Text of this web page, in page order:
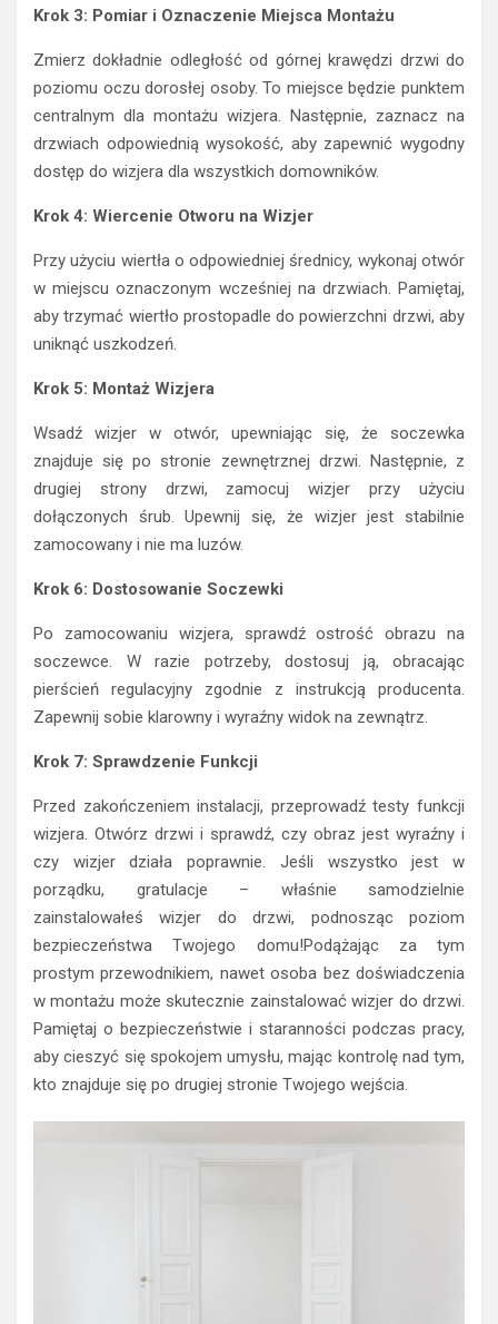
Krok 3: Pomiar i Oznaczenie Miejsca Montażu
Zmierz dokładnie odległość od górnej krawędzi drzwi do
poziomu oczu dorosłej osoby. To miejsce będzie punktem
centralnym dla montażu wizjera. Następnie, zaznacz na
drzwiach odpowiednią wysokość, aby zapewnić wygodny
dostęp do wizjera dla wszystkich domowników.
Krok 4: Wiercenie Otworu na Wizjer
Przy użyciu wiertła o odpowiedniej średnicy, wykonaj otwór
w miejscu oznaczonym wcześniej na drzwiach. Pamiętaj,
aby trzymać wiertło prostopadle do powierzchni drzwi, aby
uniknąć uszkodzeń.
Krok 5: Montaż Wizjera
Wsadź wizjer w otwór, upewniając się, że soczewka
znajduje się po stronie zewnętrznej drzwi. Następnie, z
drugiej strony drzwi, zamocuj wizjer przy użyciu
dołączonych śrub. Upewnij się, że wizjer jest stabilnie
zamocowany i nie ma luzów.
Krok 6: Dostosowanie Soczewki
Po zamocowaniu wizjera, sprawdź ostrość obrazu na
soczewce. W razie potrzeby, dostosuj ją, obracając
pierścień regulacyjny zgodnie z instrukcją producenta.
Zapewnij sobie klarowny i wyraźny widok na zewnątrz.
Krok 7: Sprawdzenie Funkcji
Przed zakończeniem instalacji, przeprowadź testy funkcji
wizjera. Otwórz drzwi i sprawdź, czy obraz jest wyraźny i
czy wizjer działa poprawnie. Jeśli wszystko jest w
porządku, gratulacje – właśnie samodzielnie
zainstalowałeś wizjer do drzwi, podnosząc poziom
bezpieczeństwa Twojego domu!Podążając za tym
prostym przewodnikiem, nawet osoba bez doświadczenia
w montażu może skutecznie zainstalować wizjer do drzwi.
Pamiętaj o bezpieczeństwie i staranności podczas pracy,
aby cieszyć się spokojem umysłu, mając kontrolę nad tym,
kto znajduje się po drugiej stronie Twojego wejścia.